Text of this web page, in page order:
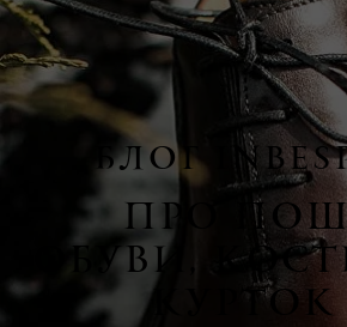
БЛОГ
ПРО
ОБУВИ,
КУРТОК